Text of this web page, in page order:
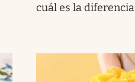
cuál es la diferencia